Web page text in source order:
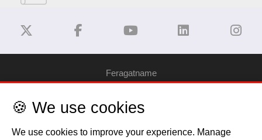
Feragatname
Gizlilik Politikası
Çerez Bilgilendirme
🍪 We use cookies
We use cookies to improve your experience. Manage